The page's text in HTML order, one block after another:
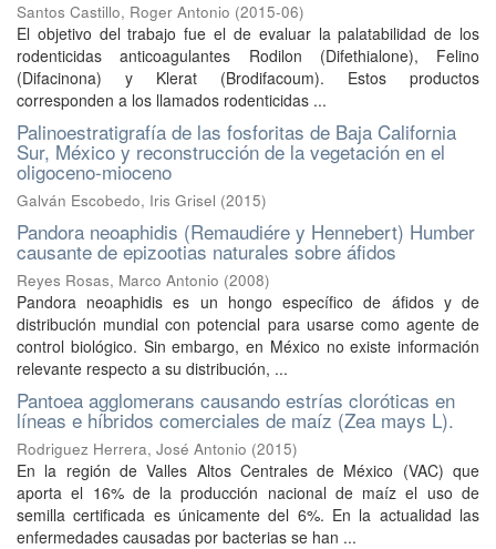
Santos Castillo, Roger Antonio (2015-06)
El objetivo del trabajo fue el de evaluar la palatabilidad de los
rodenticidas anticoagulantes Rodilon (Difethialone), Felino
(Difacinona) y Klerat (Brodifacoum). Estos productos
corresponden a los llamados rodenticidas ...
Palinoestratigrafía de las fosforitas de Baja California
Sur, México y reconstrucción de la vegetación en el
oligoceno-mioceno
Galván Escobedo, Iris Grisel (2015)
Pandora neoaphidis (Remaudiére y Hennebert) Humber
causante de epizootias naturales sobre áfidos
Reyes Rosas, Marco Antonio (2008)
Pandora neoaphidis es un hongo específico de áfidos y de
distribución mundial con potencial para usarse como agente de
control biológico. Sin embargo, en México no existe información
relevante respecto a su distribución, ...
Pantoea agglomerans causando estrías cloróticas en
líneas e híbridos comerciales de maíz (Zea mays L).
Rodriguez Herrera, José Antonio (2015)
En la región de Valles Altos Centrales de México (VAC) que
aporta el 16% de la producción nacional de maíz el uso de
semilla certificada es únicamente del 6%. En la actualidad las
enfermedades causadas por bacterias se han ...